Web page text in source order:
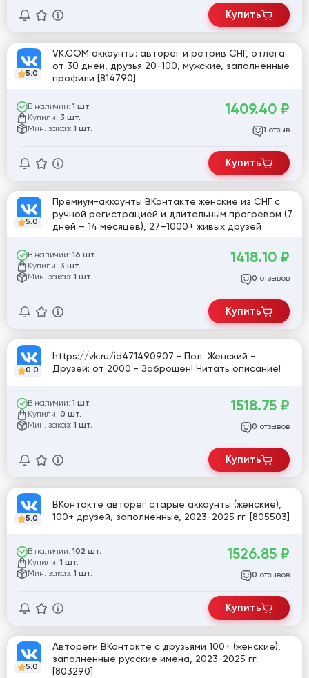
Купить
5.0
VK.COM аккаунты: авторег и ретрив СНГ, отлега
от 30 дней, друзья 20-100, мужские, заполненные
профили [814790]
В наличии: 1 шт.
Купили: 3 шт.
Мин. заказ: 1 шт.
1409.40 ₽
1 отзыв
Купить
5.0
Премиум-аккаунты ВКонтакте женские из СНГ с
ручной регистрацией и длительным прогревом (7
дней – 14 месяцев), 27–1000+ живых друзей
В наличии: 16 шт.
Купили: 3 шт.
Мин. заказ: 1 шт.
1418.10 ₽
0 отзывов
Купить
0.0
https://vk.ru/id471490907 - Пол: Женский -
Друзей: от 2000 - Заброшен! Читать описание!
В наличии: 1 шт.
Купили: 0 шт.
Мин. заказ: 1 шт.
1518.75 ₽
0 отзывов
Купить
5.0
ВКонтакте авторег старые аккаунты (женские),
100+ друзей, заполненные, 2023-2025 гг. [805503]
В наличии: 102 шт.
Купили: 1 шт.
Мин. заказ: 1 шт.
1526.85 ₽
0 отзывов
Купить
5.0
Автореги ВКонтакте с друзьями 100+ (женские),
заполненные русские имена, 2023-2025 гг.
[803290]